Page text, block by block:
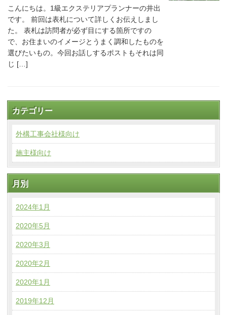
こんにちは。1級エクステリアプランナーの井出
です。 前回は表札について詳しくお伝えしまし
た。 表札は訪問者が必ず目にする箇所ですの
で、お住まいのイメージとうまく調和したものを
選びたいもの。今回お話しするポストもそれは同
じ […]
カテゴリー
外構工事会社様向け
施主様向け
月別
2024年1月
2020年5月
2020年3月
2020年2月
2020年1月
2019年12月